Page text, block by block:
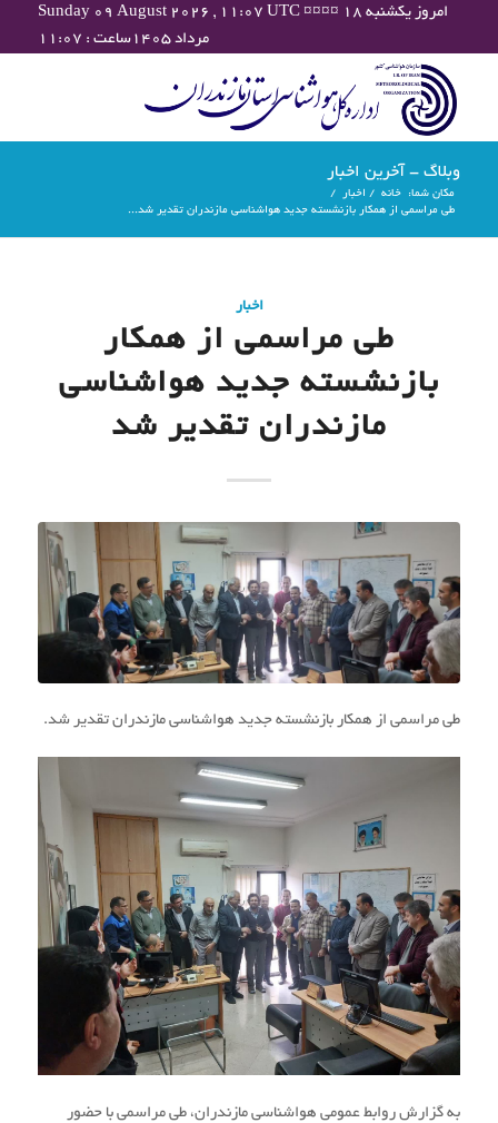
Sunday 09 August 2026 , 11:07 UTC ¤¤¤¤ امروز یکشنبه ۱۸
مرداد ۱۴۰۵ساعت : ۱۱:۰۷
وبلاگ - آخرین اخبار
مکان شما: خانه / اخبار
/
طی مراسمی از همکار بازنشسته جدید هواشناسی مازندران تقدیر شد...
اخبار
طی مراسمی از همکار
بازنشسته جدید هواشناسی
مازندران تقدیر شد
طی مراسمی از همکار بازنشسته جدید هواشناسی مازندران تقدیر شد.
به گزارش روابط عمومی هواشناسی مازندران، طی مراسمی با حضور